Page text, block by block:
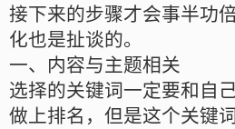
接下来的步骤才会事半功
化也是扯谈的。
一、内容与主题相关
选择的关键词一定要和自
做上排名，但是这个关键